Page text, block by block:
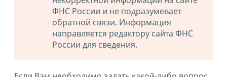
ФНС России и не подразумевает
обратной связи. Информация
направляется редактору сайта ФНС
России для сведения.